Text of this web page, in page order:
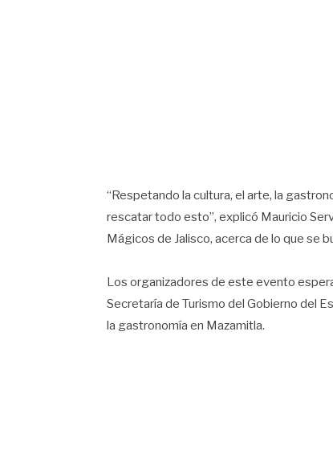
“Respetando la cultura, el arte, la
rescatar todo esto”, explicó Mauricio
Mágicos de Jalisco, acerca de lo que se
Los organizadores de este evento
Secretaría de Turismo del Gobierno del
la gastronomía en Mazamitla.